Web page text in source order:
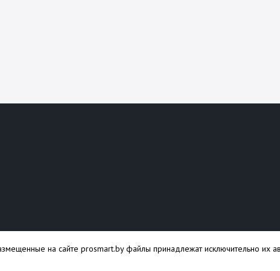
на сайте prosmart.by файлы принадлежат исключительно их